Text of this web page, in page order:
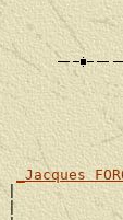
_Jacques
|
|